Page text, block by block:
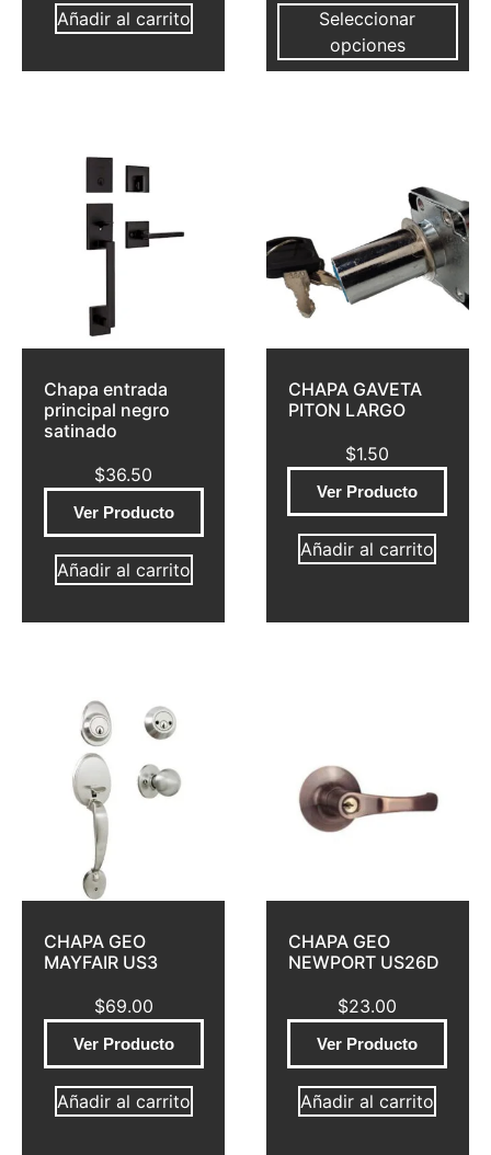
Añadir al carrito
Seleccionar
opciones
Chapa entrada
principal negro
satinado
$36.50
Ver Producto
Añadir al carrito
CHAPA GAVETA
PITON LARGO
$1.50
Ver Producto
Añadir al carrito
CHAPA GEO
MAYFAIR US3
$69.00
Ver Producto
Añadir al carrito
CHAPA GEO
NEWPORT US26D
$23.00
Ver Producto
Añadir al carrito